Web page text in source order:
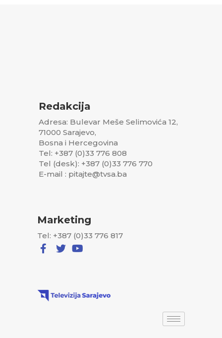
Redakcija
Adresa: Bulevar Meše Selimovića 12,
71000 Sarajevo,
Bosna i Hercegovina
Tel: +387 (0)33 776 808
Tel (desk): +387 (0)33 776 770
E-mail : pitajte@tvsa.ba
Marketing
Tel: +387 (0)33 776 817